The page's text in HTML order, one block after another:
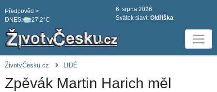
DNES: 27.2°C
Předpověd >
6. srpna 2026
Svátek slaví: Oldřiška
ŽivotvČesku.cz LIDÉ
Zpěvák Martin Harich měl